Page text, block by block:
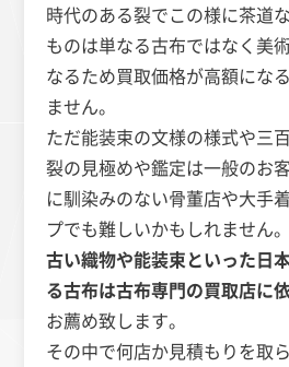
時代のある裂でこの様に茶道
ものは単なる古布ではなく美
なるため買取価格が高額にな
ません。
ただ能装束の文様の様式や三
裂の見極めや鑑定は一般のお
に馴染みのない骨董店や大手
プでも難しいかもしれません。
古い織物や能装束といった日
る古布は古布専門の買取店に
お薦め致します。
その中で何店か見積もりを取